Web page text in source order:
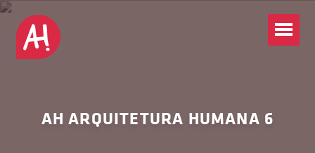
AH ARQUITETURA HUMANA 6